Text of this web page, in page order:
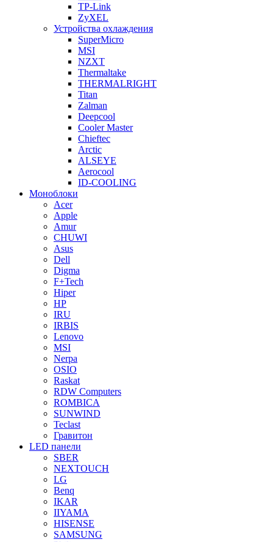
TP-Link
ZyXEL
Устройства охлаждения
SuperMicro
MSI
NZXT
Thermaltake
THERMALRIGHT
Titan
Zalman
Deepcool
Cooler Master
Chieftec
Arctic
ALSEYE
Aerocool
ID-COOLING
Моноблоки
Acer
Apple
Amur
CHUWI
Asus
Dell
Digma
F+Tech
Hiper
HP
IRU
IRBIS
Lenovo
MSI
Nerpa
OSIO
Raskat
RDW Computers
ROMBICA
SUNWIND
Teclast
Гравитон
LED панели
SBER
NEXTOUCH
LG
Benq
IKAR
IIYAMA
HISENSE
SAMSUNG